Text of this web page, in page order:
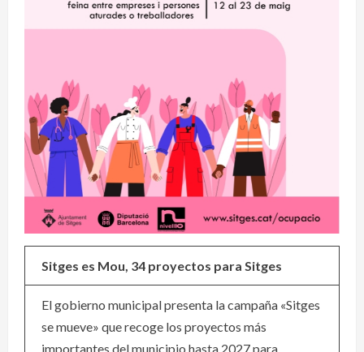
Sitges es Mou, 34 proyectos para Sitges
El gobierno municipal presenta la campaña «Sitges
se mueve» que recoge los proyectos más
importantes del municipio hasta 2027 para